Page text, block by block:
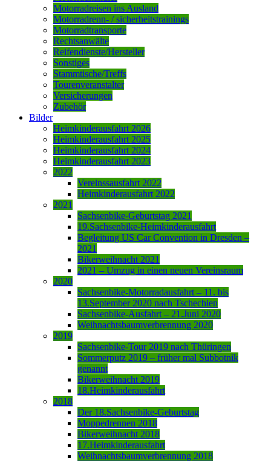
Motorradreisen ins Ausland
Motorradrenn- / sicherheitstrainings
Motorradtransporte
Rechtsanwälte
Reifendienste/Hersteller
Sonstiges
Stammtische/Treffs
Tourenveranstalter
Versicherungen
Zubehör
Bilder
Heimkinderausfahrt 2026
Heimkinderausfahrt 2025
Heimkinderausfahrt 2024
Heimkinderausfahrt 2023
2022
Vereinssausfahrt 2022
Heimkinderausfahrt 2022
2021
Sachsenbike-Geburtstag 2021
19.Sachsenbike-Heimkinderausfahrt
Begleitung US Car Convention in Dresden –
2021
Bikerweihnacht 2021
2021 – Umzug in einen neuen Vereinsraum
2020
Sachsenbike-Motorradausfahrt – 11. bis
13.September 2020 nach Tschechien
Sachsenbike-Ausfahrt – 21.Juni 2020
Weihnachtsbaumverbrennung 2020
2019
Sachsenbike-Tour 2019 nach Thüringen
Sommerputz 2019 – früher mal Subbotnik
genannt
Bikerweihnacht 2019
18.Heimkinderausfahrt
2018
Der 18.Sachsenbike-Geburtstag
Moppedrennen 2018
Bikerweihnacht 2018
17.Heimkinderausfahrt
Weihnachtsbaumverbrennung 2018